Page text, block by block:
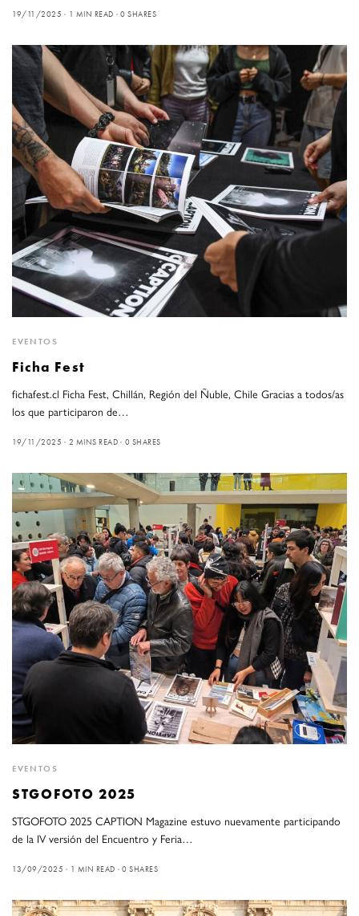
19/11/2025 1 MIN READ 0 SHARES
EVENTOS
Ficha Fest
fichafest.cl Ficha Fest, Chillán, Región del Ñuble, Chile Gracias a todos/as
los que participaron de…
19/11/2025 2 MINS READ 0 SHARES
EVENTOS
STGOFOTO 2025
STGOFOTO 2025 CAPTION Magazine estuvo nuevamente participando
de la IV versión del Encuentro y Feria…
13/09/2025 1 MIN READ 0 SHARES